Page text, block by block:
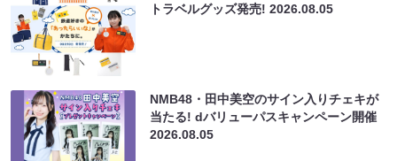
トラベルグッズ発売!2026.08.05
NMB48・田中美空のサイン入りチェキが
当たる! dバリューパスキャンペーン開催
2026.08.05